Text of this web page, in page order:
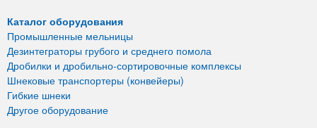
Каталог оборудования
Промышленные мельницы
Дезинтеграторы грубого и среднего помола
Дробилки и дробильно-сортировочные комплексы
Шнековые транспортеры (конвейеры)
Гибкие шнеки
Другое оборудование